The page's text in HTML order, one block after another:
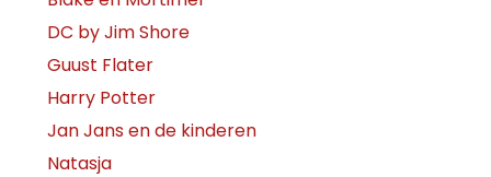
DC by Jim Shore
Guust Flater
Harry Potter
Jan Jans en de kinderen
Natasja